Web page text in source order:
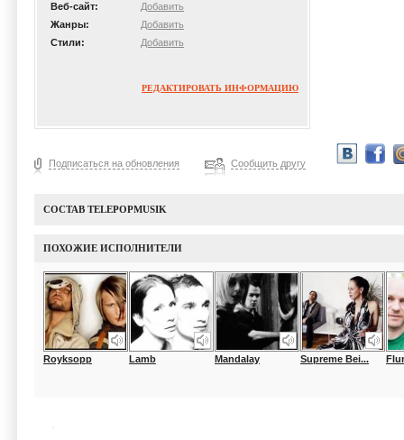
Веб-сайт:
Добавить
Жанры:
Добавить
Стили:
Добавить
РЕДАКТИРОВАТЬ ИНФОРМАЦИЮ
Подписаться на обновления Сообщить другу
СОСТАВ TELEPOPMUSIK
ПОХОЖИЕ ИСПОЛНИТЕЛИ
Royksopp Lamb Mandalay Supreme Bei...